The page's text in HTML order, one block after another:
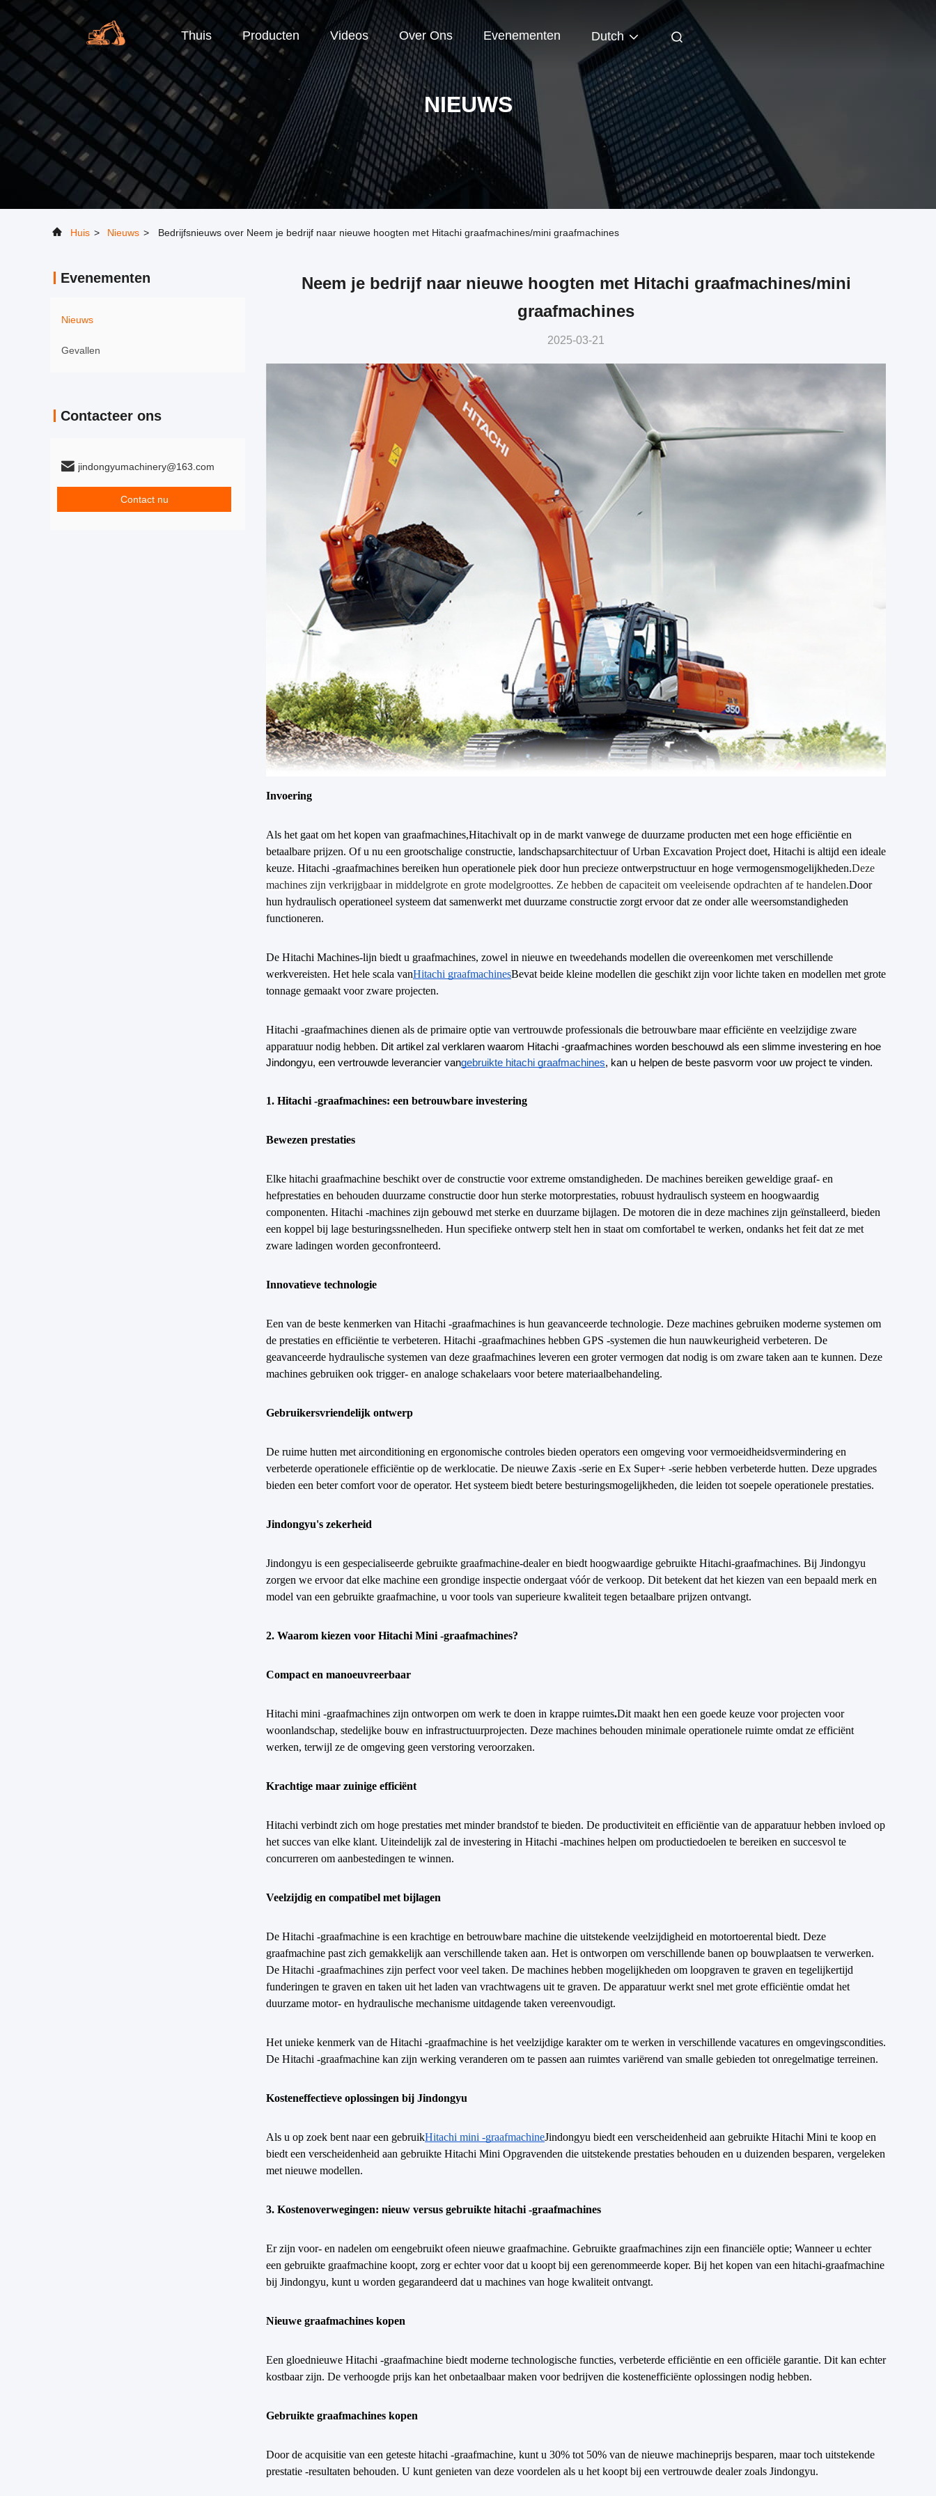
Thuis Producten Videos Over Ons Evenementen Dutch
NIEUWS
Huis > Nieuws > Bedrijfsnieuws over Neem je bedrijf naar nieuwe hoogten met Hitachi graafmachines/mini graafmachines
Evenementen
Nieuws
Gevallen
Contacteer ons
jindongyumachinery@163.com
Contact nu
Neem je bedrijf naar nieuwe hoogten met Hitachi graafmachines/mini
graafmachines
2025-03-21
Invoering
Als het gaat om het kopen van graafmachines,Hitachivalt op in de markt vanwege de duurzame producten met een hoge efficiëntie en
betaalbare prijzen. Of u nu een grootschalige constructie, landschapsarchitectuur of Urban Excavation Project doet, Hitachi is altijd een ideale
keuze. Hitachi -graafmachines bereiken hun operationele piek door hun precieze ontwerpstructuur en hoge vermogensmogelijkheden.Deze
machines zijn verkrijgbaar in middelgrote en grote modelgroottes. Ze hebben de capaciteit om veeleisende opdrachten af ​​te handelen.Door
hun hydraulisch operationeel systeem dat samenwerkt met duurzame constructie zorgt ervoor dat ze onder alle weersomstandigheden
functioneren.
De Hitachi Machines-lijn biedt u graafmachines, zowel in nieuwe en tweedehands modellen die overeenkomen met verschillende
werkvereisten. Het hele scala vanHitachi graafmachinesBevat beide kleine modellen die geschikt zijn voor lichte taken en modellen met grote
tonnage gemaakt voor zware projecten.
Hitachi -graafmachines dienen als de primaire optie van vertrouwde professionals die betrouwbare maar efficiënte en veelzijdige zware
apparatuur nodig hebben. Dit artikel zal verklaren waarom Hitachi -graafmachines worden beschouwd als een slimme investering en hoe
Jindongyu, een vertrouwde leverancier vangebruikte hitachi graafmachines, kan u helpen de beste pasvorm voor uw project te vinden.
1. Hitachi -graafmachines: een betrouwbare investering
Bewezen prestaties
Elke hitachi graafmachine beschikt over de constructie voor extreme omstandigheden. De machines bereiken geweldige graaf- en
hefprestaties en behouden duurzame constructie door hun sterke motorprestaties, robuust hydraulisch systeem en hoogwaardig
componenten. Hitachi -machines zijn gebouwd met sterke en duurzame bijlagen. De motoren die in deze machines zijn geïnstalleerd, bieden
een koppel bij lage besturingssnelheden. Hun specifieke ontwerp stelt hen in staat om comfortabel te werken, ondanks het feit dat ze met
zware ladingen worden geconfronteerd.
Innovatieve technologie
Een van de beste kenmerken van Hitachi -graafmachines is hun geavanceerde technologie. Deze machines gebruiken moderne systemen om
de prestaties en efficiëntie te verbeteren. Hitachi -graafmachines hebben GPS -systemen die hun nauwkeurigheid verbeteren. De
geavanceerde hydraulische systemen van deze graafmachines leveren een groter vermogen dat nodig is om zware taken aan te kunnen. Deze
machines gebruiken ook trigger- en analoge schakelaars voor betere materiaalbehandeling.
Gebruikersvriendelijk ontwerp
De ruime hutten met airconditioning en ergonomische controles bieden operators een omgeving voor vermoeidheidsvermindering en
verbeterde operationele efficiëntie op de werklocatie. De nieuwe Zaxis -serie en Ex Super+ -serie hebben verbeterde hutten. Deze upgrades
bieden een beter comfort voor de operator. Het systeem biedt betere besturingsmogelijkheden, die leiden tot soepele operationele prestaties.
Jindongyu's zekerheid
Jindongyu is een gespecialiseerde gebruikte graafmachine-dealer en biedt hoogwaardige gebruikte Hitachi-graafmachines. Bij Jindongyu
zorgen we ervoor dat elke machine een grondige inspectie ondergaat vóór de verkoop. Dit betekent dat het kiezen van een bepaald merk en
model van een gebruikte graafmachine, u voor tools van superieure kwaliteit tegen betaalbare prijzen ontvangt.
2. Waarom kiezen voor Hitachi Mini -graafmachines?
Compact en manoeuvreerbaar
Hitachi mini -graafmachines zijn ontworpen om werk te doen in krappe ruimtes.Dit maakt hen een goede keuze voor projecten voor
woonlandschap, stedelijke bouw en infrastructuurprojecten. Deze machines behouden minimale operationele ruimte omdat ze efficiënt
werken, terwijl ze de omgeving geen verstoring veroorzaken.
Krachtige maar zuinige efficiënt
Hitachi verbindt zich om hoge prestaties met minder brandstof te bieden. De productiviteit en efficiëntie van de apparatuur hebben invloed op
het succes van elke klant. Uiteindelijk zal de investering in Hitachi -machines helpen om productiedoelen te bereiken en succesvol te
concurreren om aanbestedingen te winnen.
Veelzijdig en compatibel met bijlagen
De Hitachi -graafmachine is een krachtige en betrouwbare machine die uitstekende veelzijdigheid en motortoerental biedt. Deze
graafmachine past zich gemakkelijk aan verschillende taken aan. Het is ontworpen om verschillende banen op bouwplaatsen te verwerken.
De Hitachi -graafmachines zijn perfect voor veel taken. De machines hebben mogelijkheden om loopgraven te graven en tegelijkertijd
funderingen te graven en taken uit het laden van vrachtwagens uit te graven. De apparatuur werkt snel met grote efficiëntie omdat het
duurzame motor- en hydraulische mechanisme uitdagende taken vereenvoudigt.
Het unieke kenmerk van de Hitachi -graafmachine is het veelzijdige karakter om te werken in verschillende vacatures en omgevingscondities.
De Hitachi -graafmachine kan zijn werking veranderen om te passen aan ruimtes variërend van smalle gebieden tot onregelmatige terreinen.
Kosteneffectieve oplossingen bij Jindongyu
Als u op zoek bent naar een gebruikHitachi mini -graafmachineJindongyu biedt een verscheidenheid aan gebruikte Hitachi Mini te koop en
biedt een verscheidenheid aan gebruikte Hitachi Mini Opgravenden die uitstekende prestaties behouden en u duizenden besparen, vergeleken
met nieuwe modellen.
3. Kostenoverwegingen: nieuw versus gebruikte hitachi -graafmachines
Er zijn voor- en nadelen om eengebruikt ofeen nieuwe graafmachine. Gebruikte graafmachines zijn een financiële optie; Wanneer u echter
een gebruikte graafmachine koopt, zorg er echter voor dat u koopt bij een gerenommeerde koper. Bij het kopen van een hitachi-graafmachine
bij Jindongyu, kunt u worden gegarandeerd dat u machines van hoge kwaliteit ontvangt.
Nieuwe graafmachines kopen
Een gloednieuwe Hitachi -graafmachine biedt moderne technologische functies, verbeterde efficiëntie en een officiële garantie. Dit kan echter
kostbaar zijn. De verhoogde prijs kan het onbetaalbaar maken voor bedrijven die kostenefficiënte oplossingen nodig hebben.
Gebruikte graafmachines kopen
Door de acquisitie van een geteste hitachi -graafmachine, kunt u 30% tot 50% van de nieuwe machineprijs besparen, maar toch uitstekende
prestatie -resultaten behouden. U kunt genieten van deze voordelen als u het koopt bij een vertrouwde dealer zoals Jindongyu.